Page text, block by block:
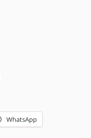
WhatsApp